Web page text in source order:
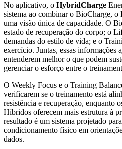
No aplicativo, o HybridCharge
sistema ao combinar o BioCharge,
uma visão única de capacidade. O
estado de recuperação do corpo; o
demandas do estilo de vida; e o
exercício. Juntas, essas informações
entenderem melhor o que podem
gerenciar o esforço entre o
O Weekly Focus e o Training
verificarem se o treinamento está
resistência e recuperação, enquanto
Híbridos oferecem mais estrutura à
resultado é um sistema projetado
condicionamento físico em
dados.